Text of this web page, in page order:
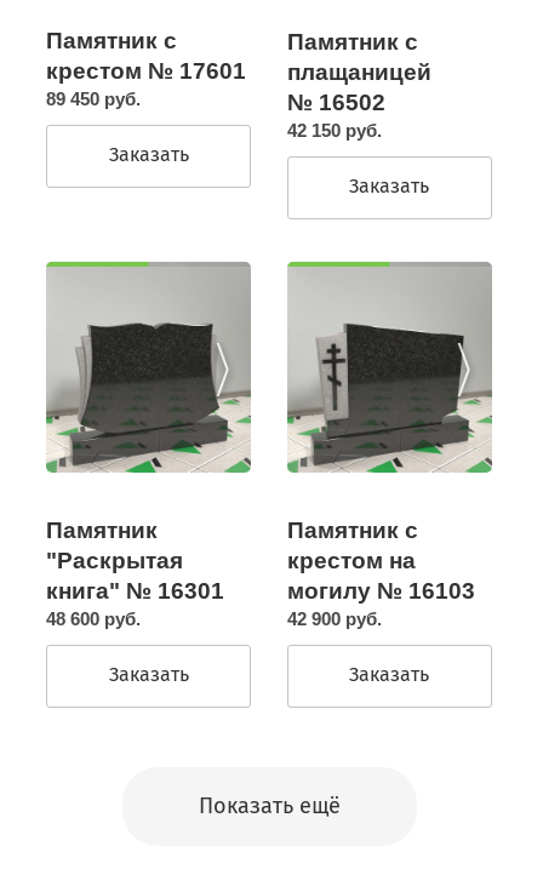
Памятник с
крестом № 17601
89 450 руб.
Заказать
Памятник с
плащаницей
№ 16502
42 150 руб.
Заказать
Памятник
"Раскрытая
книга" № 16301
48 600 руб.
Заказать
Памятник с
крестом на
могилу № 16103
42 900 руб.
Заказать
Показать ещё